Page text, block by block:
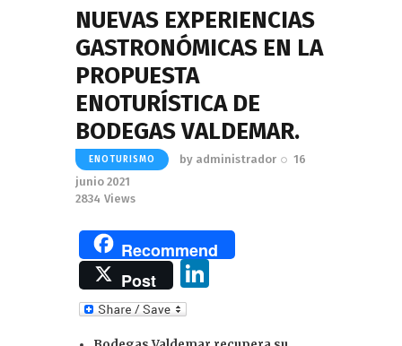
NUEVAS EXPERIENCIAS
GASTRONÓMICAS EN LA
PROPUESTA
ENOTURÍSTICA DE
BODEGAS VALDEMAR.
ENOTURISMO by administrador
16
junio 2021
2834 Views
Recommend
Post